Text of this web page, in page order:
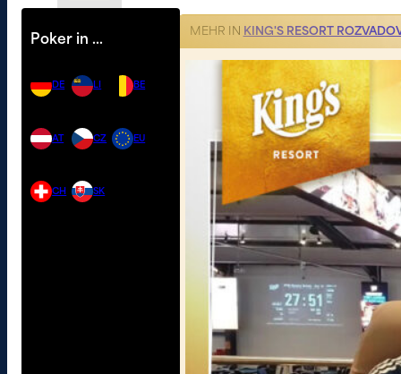
Poker in …
DE
AT
CH
LI
CZ
SK
BE
EU
MEHR IN KING'S RESORT